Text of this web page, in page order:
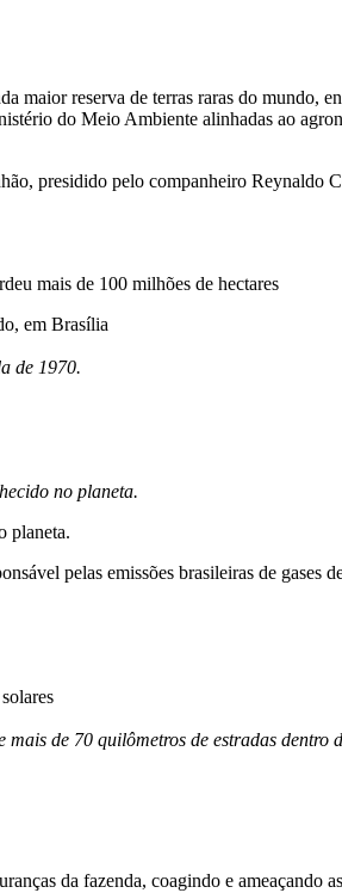
reserva de terras raras do mundo,
do Meio Ambiente alinhadas ao
presidido pelo companheiro Reynaldo
mais de 100 milhões de hectares
em Brasília
de 1970.
no planeta.
planeta.
pelas emissões brasileiras de gases
de 70 quilômetros de estradas dentro
da fazenda, coagindo e ameaçando